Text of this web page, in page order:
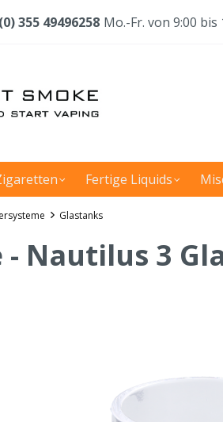
355 49496258 Mo.-Fr. von 9:00 bis
Fertige Liquids
Glastanks
- Nautilus 3